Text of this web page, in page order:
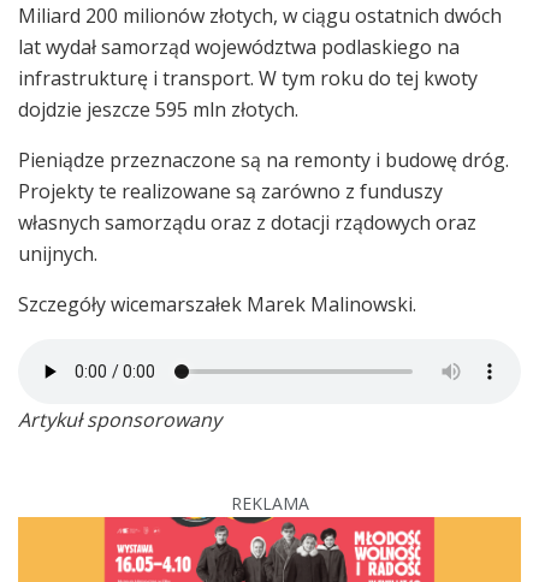
Miliard 200 milionów złotych, w ciągu ostatnich dwóch
lat wydał samorząd województwa podlaskiego na
infrastrukturę i transport. W tym roku do tej kwoty
dojdzie jeszcze 595 mln złotych.
Pieniądze przeznaczone są na remonty i budowę dróg.
Projekty te realizowane są zarówno z funduszy
własnych samorządu oraz z dotacji rządowych oraz
unijnych.
Szczegóły wicemarszałek Marek Malinowski.
Artykuł sponsorowany
REKLAMA